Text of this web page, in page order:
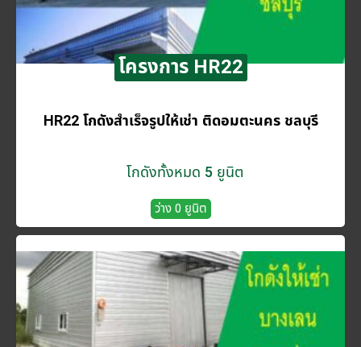
โครงการ HR22
HR22 โกดังสำเร็จรูปให้เช่า ติดอมตะนคร ชลบุรี
โกดังทั้งหมด 5 ยูนิต
ว่าง 0 ยูนิต